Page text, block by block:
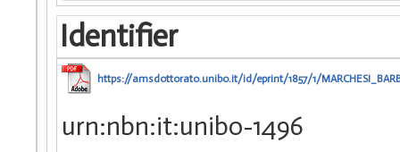
Identifier
https://amsdottorato.unibo.it/id/eprint/1857/1/
urn:nbn:it:unibo-1496